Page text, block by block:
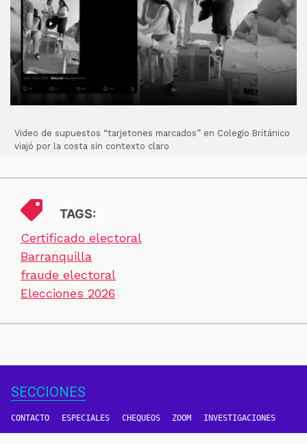
Video de supuestos “tarjetones marcados” en Colegio Británico
viajó por la costa sin contexto claro
TAGS:
Certificado electoral
Barranquilla
fraude electoral
Elecciones 2026
SECCIONES
CONTACTO ESPECIALES CHEQUEOS ZOOM INVESTIGACIONES